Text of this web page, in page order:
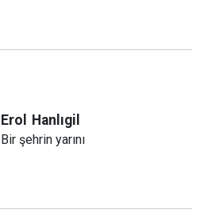
Erol Hanlıgil
Bir şehrin yarını